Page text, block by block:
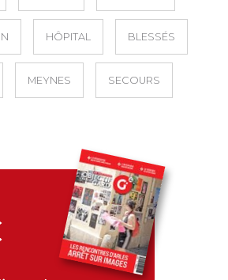
HÔPITAL BLESSÉS
MEYNES SECOURS